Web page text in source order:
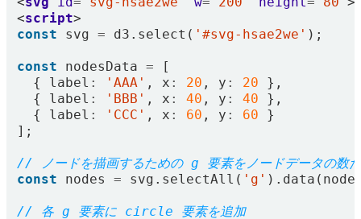
<script>
const
svg = d3 . select ( '#svg-hsae2we' );
const nodesData =
[
{
label : 'AAA' , x : 20 , y : 20
},
{
label : 'BBB' , x : 40 , y : 40
},
{
label : 'CCC' , x : 60 , y : 60
}
];
const nodes = svg . selectAll ( 'g' ). data (